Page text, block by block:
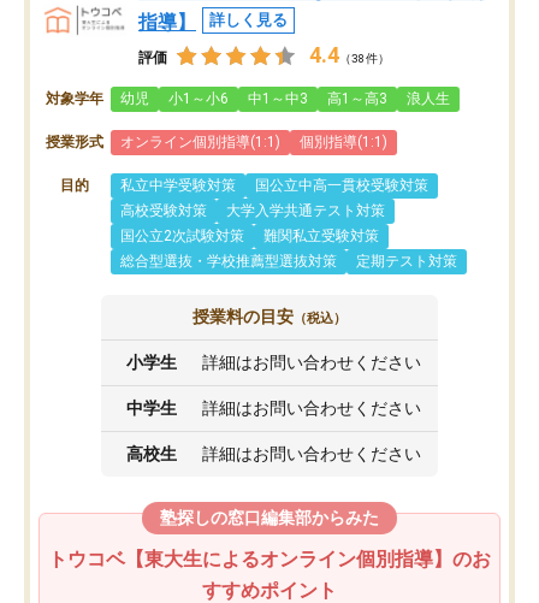
指導】
詳しく見る
評価 4.4 （38件）
対象学年 幼児 小1～小6 中1～中3 高1～高3 浪人生
授業形式 オンライン個別指導(1:1) 個別指導(1:1)
目的 私立中学受験対策
国公立中高一貫校受験対策
高校受験対策
大学入学共通テスト対策
国公立2次試験対策
難関私立受験対策
総合型選抜・学校推薦型選抜対策
定期テスト対策
授業料の目安 （税込）
小学生 詳細はお問い合わせください
中学生 詳細はお問い合わせください
高校生 詳細はお問い合わせください
塾探しの窓口編集部からみた
トウコベ【東大生によるオンライン個別指導】のお
すすめポイント